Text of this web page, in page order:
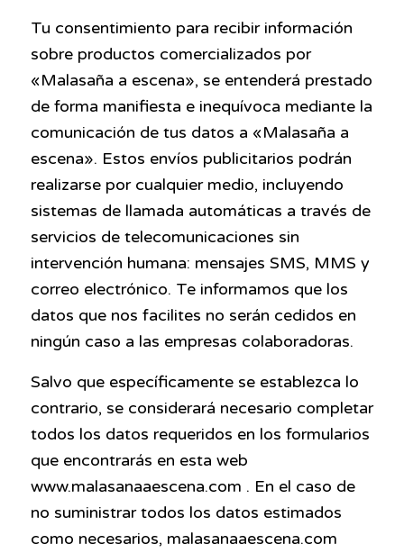
Tu consentimiento para recibir información
sobre productos comercializados por
«Malasaña a escena», se entenderá prestado
de forma manifiesta e inequívoca mediante la
comunicación de tus datos a «Malasaña a
escena». Estos envíos publicitarios podrán
realizarse por cualquier medio, incluyendo
sistemas de llamada automáticas a través de
servicios de telecomunicaciones sin
intervención humana: mensajes SMS, MMS y
correo electrónico. Te informamos que los
datos que nos facilites no serán cedidos en
ningún caso a las empresas colaboradoras.
Salvo que específicamente se establezca lo
contrario, se considerará necesario completar
todos los datos requeridos en los formularios
que encontrarás en esta web
www.malasanaaescena.com . En el caso de
no suministrar todos los datos estimados
como necesarios, malasanaaescena.com